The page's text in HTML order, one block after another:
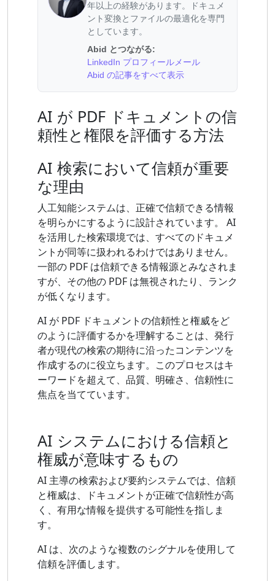
年以上の経験があります。ドキュメ
ント変換とファイルの最適化を専門
としています。
Abid とつながる:
LinkedIn プロフィール メール
Abid の記事をすべて表示
AI が PDF ドキュメントの信
頼性と権限を評価する方法
AI 検索において信頼が重要
な理由
人工知能システムは、正確で信頼できる情報
を明らかにするように設計されています。 AI
を活用した検索環境では、すべてのドキュメ
ントが同等に扱われるわけではありません。
一部の PDF は信頼できる情報源とみなされま
すが、その他の PDF は無視されたり、ランク
が低くなります。
AI が PDF ドキュメントの信頼性と権威をど
のように評価するかを理解することは、発行
者が現代の検索の期待に沿ったコンテンツを
作成するのに役立ちます。このプロセスはキ
ーワードを超えて、品質、明確さ、信頼性に
焦点を当てています。
AI システムにおける信頼と
権威が意味するもの
AI 主導の検索および要約システムでは、信頼
と権威は、ドキュメントが正確で信頼性が高
く、有用な情報を提供する可能性を指しま
す。
AI は、次のような複数のシグナルを使用して
信頼を評価します。